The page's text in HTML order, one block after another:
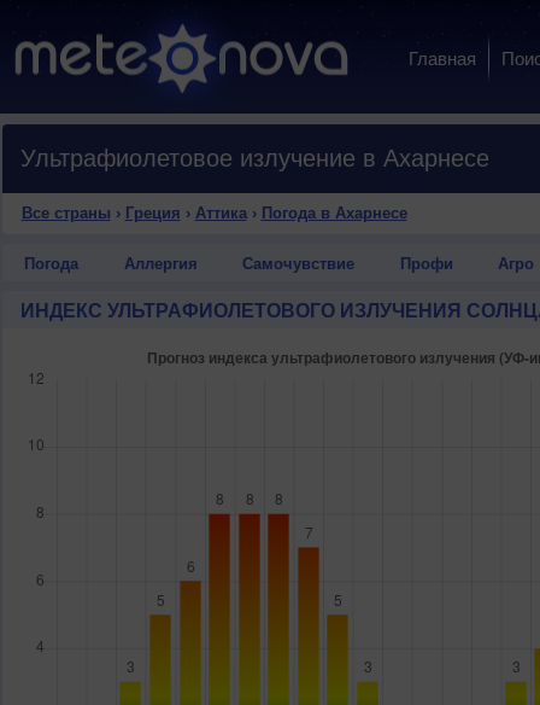
Главная
Ультрафиолетовое излучение в Ахарнесе
Все страны › Греция › Аттика› Погода в Ахарнесе
Погода Аллергия Самочувствие Профи Агро
ИНДЕКС УЛЬТРАФИОЛЕТОВОГО ИЗЛУЧЕНИЯ